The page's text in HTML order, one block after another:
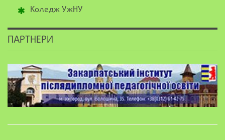
Коледж УжНУ
ПАРТНЕРИ